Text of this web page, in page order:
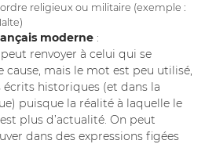
religieux ou militaire (exemple :
moderne :
renvoyer à celui qui se
cause, mais le mot est peu utilisé,
écrits historiques (et dans la
puisque la réalité à laquelle le
plus d’actualité. On peut
dans des expressions figées